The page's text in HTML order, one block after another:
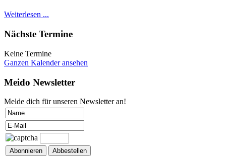
Weiterlesen ...
Nächste Termine
Keine Termine
Ganzen Kalender ansehen
Meido Newsletter
Melde dich für unseren Newsletter an!